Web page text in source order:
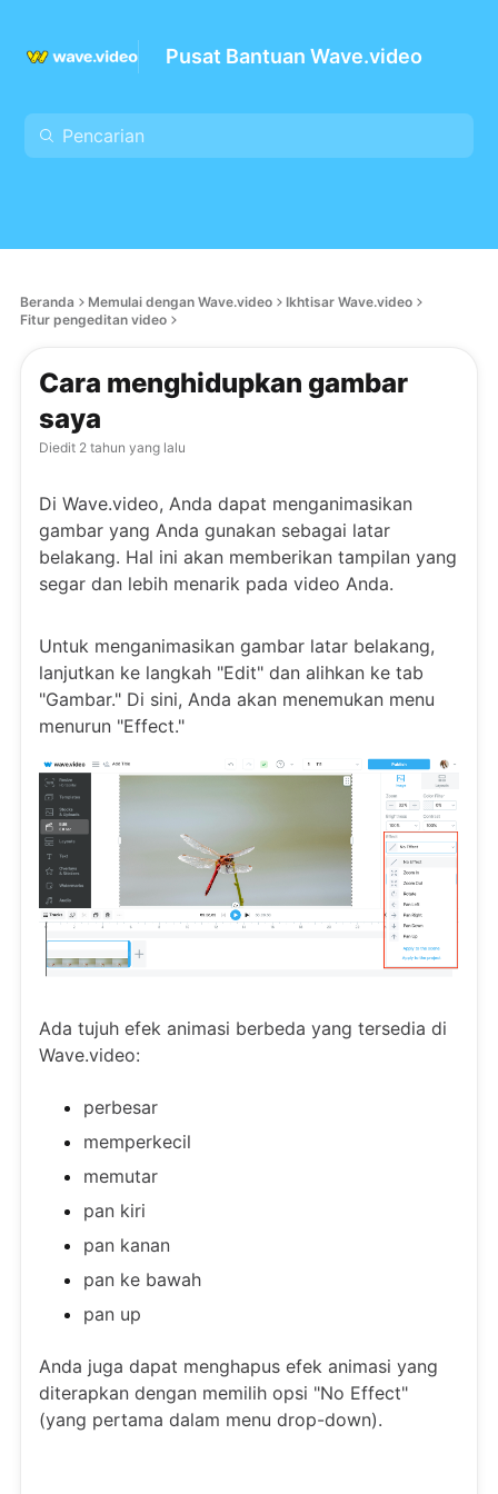
Pusat Bantuan Wave.video
Beranda Memulai dengan Wave.video
Ikhtisar Wave.video
Fitur pengeditan video
Cara menghidupkan gambar
saya
Diedit 2 tahun yang lalu
Di Wave.video, Anda dapat menganimasikan
gambar yang Anda gunakan sebagai latar
belakang. Hal ini akan memberikan tampilan yang
segar dan lebih menarik pada video Anda.
Untuk menganimasikan gambar latar belakang,
lanjutkan ke langkah "Edit" dan alihkan ke tab
"Gambar." Di sini, Anda akan menemukan menu
menurun "Effect."
Ada tujuh efek animasi berbeda yang tersedia di
Wave.video:
perbesar
memperkecil
memutar
pan kiri
pan kanan
pan ke bawah
pan up
Anda juga dapat menghapus efek animasi yang
diterapkan dengan memilih opsi "No Effect"
(yang pertama dalam menu drop-down).